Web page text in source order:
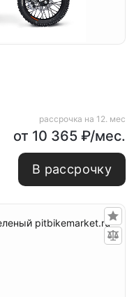
рассрочка на 12. мес
от 10 365 ₽/мес.
В рассрочку